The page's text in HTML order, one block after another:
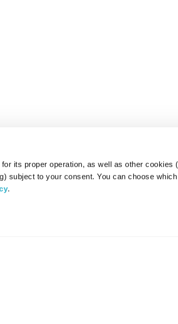
its proper operation, as well as other cookies
subject to your consent. You can choose
.